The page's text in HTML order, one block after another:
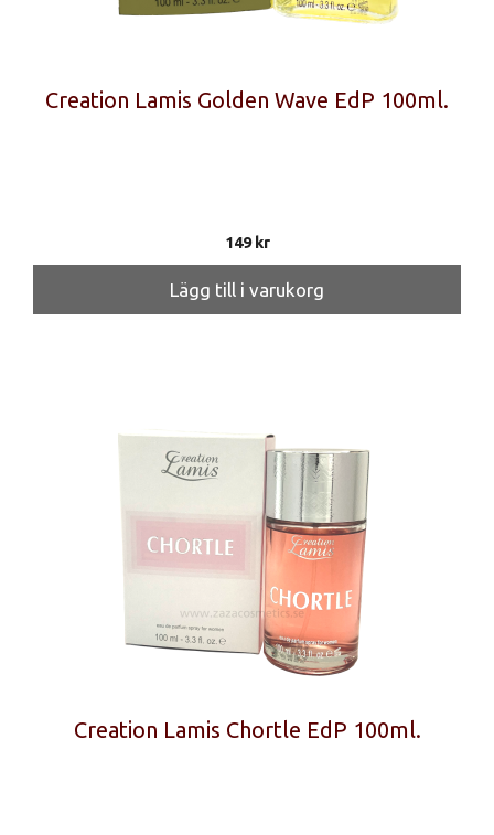
Creation Lamis Golden Wave EdP 100ml.
149kr
Lägg till i varukorg
Creation Lamis Chortle EdP 100ml.